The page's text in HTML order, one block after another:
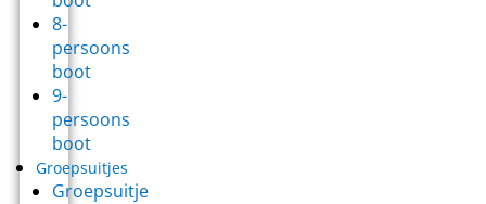
8-
persoons
boot
9-
persoons
boot
Groepsuitjes
Groepsuitje